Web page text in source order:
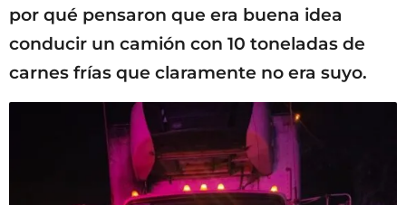
por qué pensaron que era buena idea
conducir un camión con 10 toneladas de
carnes frías que claramente no era suyo.